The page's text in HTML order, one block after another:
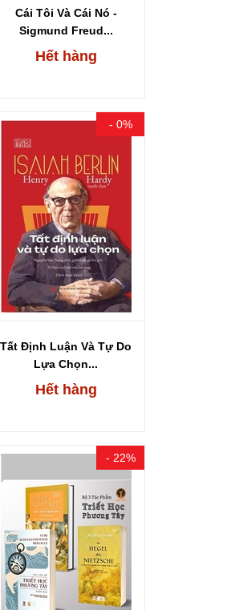
Cái Tôi Và Cái Nó -
Sigmund Freud...
Hết hàng
- 0%
Tất Định Luận Và Tự Do
Lựa Chọn...
Hết hàng
- 22%